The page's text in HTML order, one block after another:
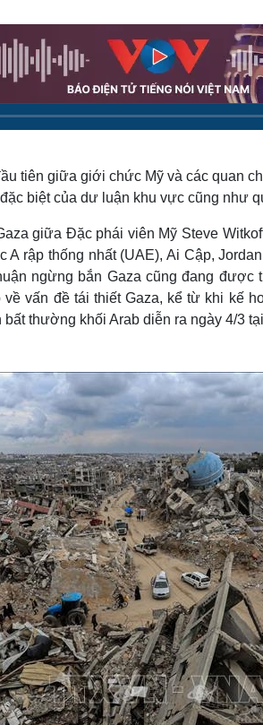
- Gia đình
Văn hóa
Sân khấu - Điện ảnh
Văn học
Âm nhạc
tiên giữa giới chức Mỹ và các quan
biệt của dư luận khu vực cũng như
giữa Đặc phái viên Mỹ Steve
A rập thống nhất (UAE), Ai Cập,
ngừng bắn Gaza cũng đang
vấn đề tái thiết Gaza, kể từ khi kế
thường khối Arab diễn ra ngày 4/3